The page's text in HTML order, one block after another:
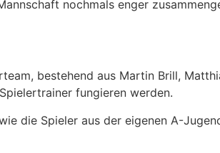
nochmals enger
bestehend aus Martin Brill,
fungieren werden.
die Spieler aus der eigenen A-